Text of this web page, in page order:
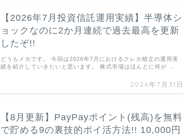
【2026年7月投資信託運用実績】半導体シ
ョックなのに2か月連続で過去最高を更新
したぞ!!
2026年7月31日
どうもメカです。 今回は2026年7月におけるクレカ積立の運用実
績を紹介していきたいと思います。 株式市場はほんとに何が …
【8月更新】PayPayポイント(残高)を無料
で貯める9の裏技的ポイ活方法!! 10,000円